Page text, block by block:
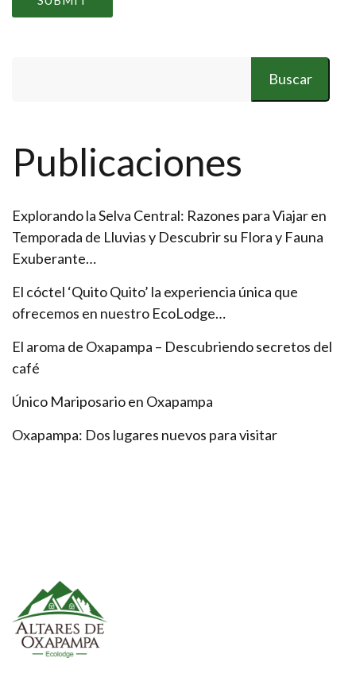
Buscar
Publicaciones
Explorando la Selva Central: Razones para Viajar en
Temporada de Lluvias y Descubrir su Flora y Fauna
Exuberante…
El cóctel ‘Quito Quito’ la experiencia única que
ofrecemos en nuestro EcoLodge…
El aroma de Oxapampa – Descubriendo secretos del
café
Único Mariposario en Oxapampa
Oxapampa: Dos lugares nuevos para visitar